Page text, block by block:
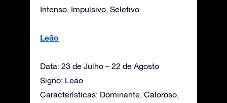
Intenso, Impulsivo, Seletivo
Leão
Data: 23 de Julho – 22 de Agosto
Signo: Leão
Características: Dominante, Caloroso,